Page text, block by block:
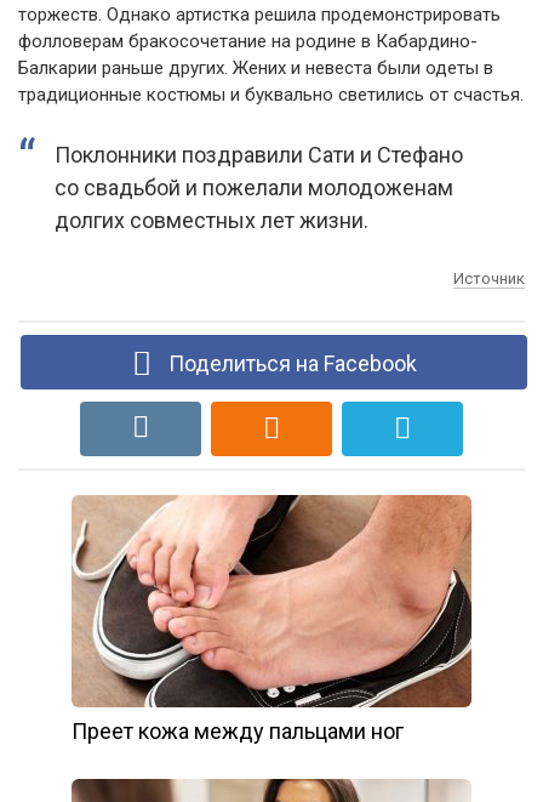
торжеств. Однако артистка решила продемонстрировать
фолловерам бракосочетание на родине в Кабардино-
Балкарии раньше других. Жених и невеста были одеты в
традиционные костюмы и буквально светились от счастья.
Поклонники поздравили Сати и Стефано
со свадьбой и пожелали молодоженам
долгих совместных лет жизни.
Источник
Поделиться на Facebook
Преет кожа между пальцами ног